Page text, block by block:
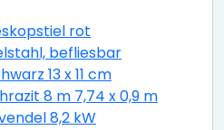
rot
befliesbar
13 x 11 cm
8 m 7,74 x 0,9 m
8,2 kW